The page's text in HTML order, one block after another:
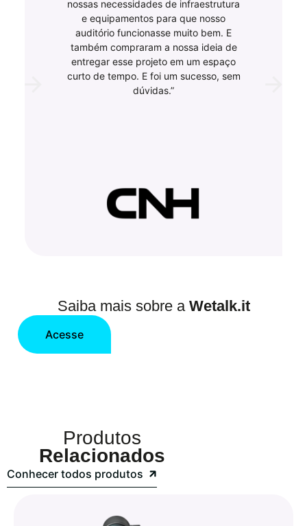
nossas necessidades de infraestrutura
e equipamentos para que nosso
auditório funcionasse muito bem. E
também compraram a nossa ideia de
entregar esse projeto em um espaço
curto de tempo. E foi um sucesso, sem
dúvidas.”
Saiba mais sobre a Wetalk.it
Acesse
Produtos
Relacionados
Conhecer todos produtos